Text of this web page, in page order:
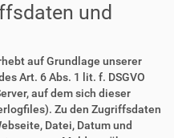
und
auf Grundlage unserer
Art. 6 Abs. 1 lit. f. DSGVO
auf dem sich dieser
Zu den Zugriffsdaten
Datei, Datum und